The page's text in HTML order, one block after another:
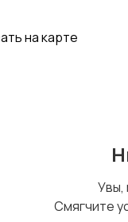
на карте
Увы,
Смягчите